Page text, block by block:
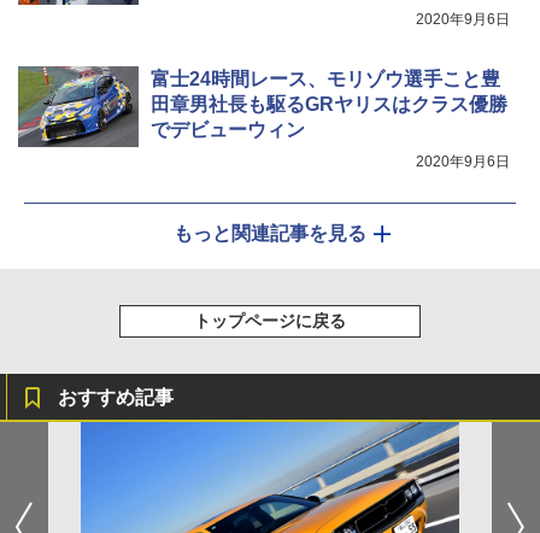
はずが、結果的にノートラブル」2020年9月6日
富士24時間レース、モリゾウ選手こと豊
田章男社長も駆るGRヤリスはクラス優勝
でデビューウィン
2020年9月6日
もっと関連記事を見る
トップページに戻る
おすすめ記事